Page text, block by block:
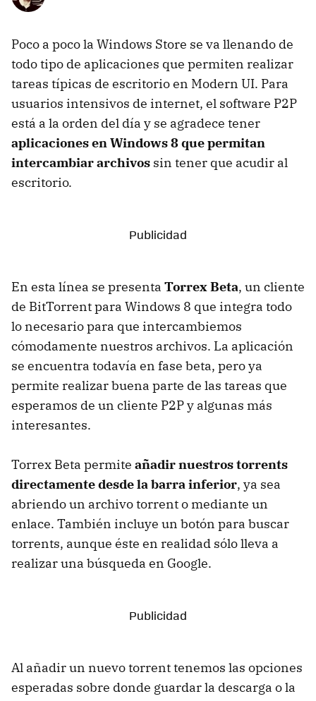
Poco a poco la Windows Store se va llenando de
todo tipo de aplicaciones que permiten realizar
tareas típicas de escritorio en Modern UI. Para
usuarios intensivos de internet, el software P2P
está a la orden del día y se agradece tener
aplicaciones en Windows 8 que permitan
intercambiar archivos sin tener que acudir al
escritorio.
En esta línea se presenta Torrex Beta, un cliente
de BitTorrent para Windows 8 que integra todo
lo necesario para que intercambiemos
cómodamente nuestros archivos. La aplicación
se encuentra todavía en fase beta, pero ya
permite realizar buena parte de las tareas que
esperamos de un cliente P2P y algunas más
interesantes.
Torrex Beta permite añadir nuestros torrents
directamente desde la barra inferior, ya sea
abriendo un archivo torrent o mediante un
enlace. También incluye un botón para buscar
torrents, aunque éste en realidad sólo lleva a
realizar una búsqueda en Google.
Al añadir un nuevo torrent tenemos las opciones
esperadas sobre donde guardar la descarga o la